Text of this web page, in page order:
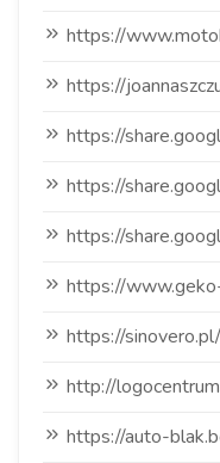
https://
https://
https://
https://
https://
https://
https://sinovero.pl/
http://
https://auto-